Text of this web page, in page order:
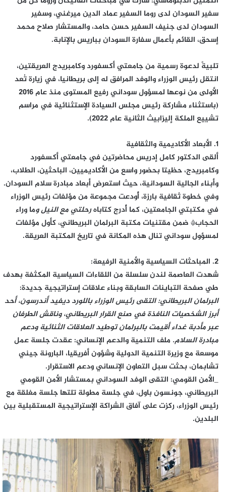
سفير السودان لدى روما السفير عماد الدين ميرغني، وسفير
السودان لدى جنيف السفير حسن حامد، والمستشار صلاح محمد
إسحق، القائم بأعمال سفارة السودان بباريس بالإنابة.
​تلبيةً لدعوة رسمية من جامعتي أكسفورد وكامبريدج العريقتين،
انتقل رئيس الوزراء والوفد المرافق له إلى بريطانيا، في زيارة تُعد
الأولى من نوعها لمسؤول سوداني رفيع المستوى منذ عام 2016
(باستثناء مشاركة رئيس مجلس السيادة الإستثنائية في مراسم
تشييع الملكة إليزابيث الثانية عام 2022).
​1. الأبعاد الأكاديمية والثقافية
​ألقى الدكتور كامل إدريس محاضرتين في جامعتي أكسفورد
وكامبريدج، حظيتا بحضور واسع من الأكاديميين، الباحثين، الطلاب،
وأبناء الجالية السودانية، حيث استعرض أبعاد مبادرة سلام السودان.
وفي خطوة ثقافية بارزة، أُودعت مجموعة من مؤلفات رئيس الوزراء
في مكتبتي الجامعتين، كما أُدرج كتاباهرحلتي مع النيل وما وراء
الحجاب* ضمن مقتنيات مكتبة البرلمان البريطاني، كأول مؤلفات
لمسؤول سوداني تنال هذه المكانة في تاريخ المكتبة العريقة.
​2. المباحثات السياسية والأمنية الرفيعة:
​شهدت العاصمة لندن سلسلة من اللقاءات السياسية المكثفة بهدف
طي صفحة التباينات السابقة وبناء علاقات إستراتيجية جديدة:
​البرلمان البريطاني: التقى رئيس الوزراء باللورد ديفيد أندرسون، أحد
أبرز الشخصيات النافذة في صنع القرار البريطاني، وناقش الطرفان
عبر مأدبة غداء أقيمت بالبرلمان توطيد العلاقات الثنائية ودعم
مبادرة السلام. ​ملف التنمية والدعم الإنساني: عقدت جلسة عمل
موسعة مع وزيرة التنمية الدولية وشؤون أفريقيا، البارونة جيني
تشابمان، بحثت سبل التعاون الإنساني ودعم الاستقرار.
_​الأمن القومي: التقى الوفد السوداني بمستشار الأمن القومي
البريطاني، جونسون باول، في جلسة مطولة تلتها جلسة مغلقة مع
رئيس الوزراء، ركزت على آفاق الشراكة الإستراتيجية المستقبلية بين
البلدين.